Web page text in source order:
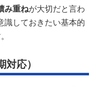
み重ねが大切だと言わ
識しておきたい基本的
応）